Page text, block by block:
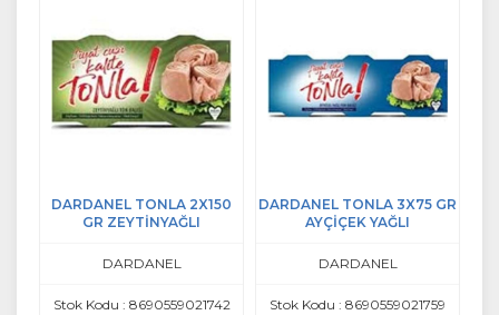
DARDANEL TONLA 2X150
GR ZEYTİNYAĞLI
DARDANEL
Stok Kodu : 8690559021742
DARDANEL TONLA 3X75 GR
AYÇİÇEK YAĞLI
DARDANEL
Stok Kodu : 8690559021759